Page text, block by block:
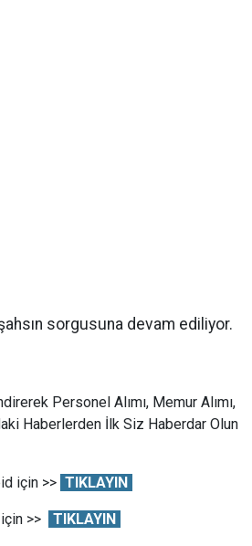
sorgusuna devam ediliyor.
Personel Alımı, Memur Alımı,
Haberlerden İlk Siz Haberdar Olun
için >> TIKLAYIN
>> TIKLAYIN